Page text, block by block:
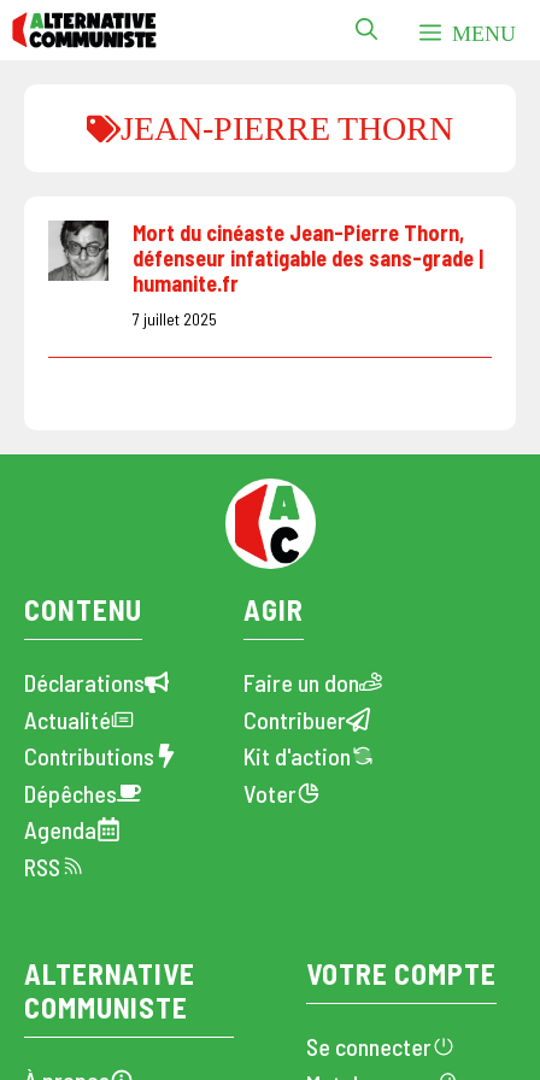
Aller
au
MENU
JEAN-PIERRE THORN
Mort du cinéaste Jean-Pierre Thorn,
défenseur infatigable des sans-grade |
humanite.fr
7 juillet 2025
CONTENU
Déclarations
Actualité
Contributions
Dépêches
Agenda
RSS
AGIR
Faire un don
Contribuer
Kit d'action
Voter
ALTERNATIVE
COMMUNISTE
VOTRE COMPTE
Se connecter